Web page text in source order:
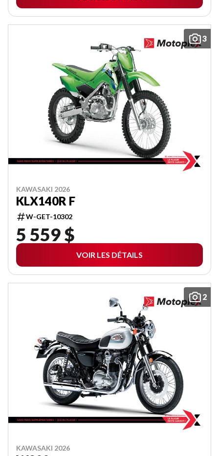
3
KAWASAKI 2026
KLX140R F
W-GET-10302
5 559 $
VOIR LES DÉTAILS
2
KAWASAKI 2026